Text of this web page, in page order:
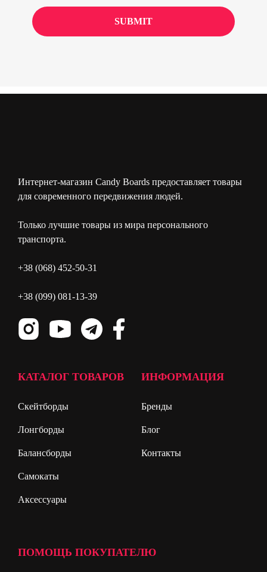
Интернет-магазин Candy Boards предоставляет товары
для современного передвижения людей.
Только лучшие товары из мира персонального
транспорта.
+38 (068) 452-50-31
+38 (099) 081-13-39
КАТАЛОГ ТОВАРОВ
Скейтборды
Лонгборды
Балансборды
Самокаты
Аксессуары
ИНФОРМАЦИЯ
Бренды
Блог
Контакты
ПОМОЩЬ ПОКУПАТЕЛЮ